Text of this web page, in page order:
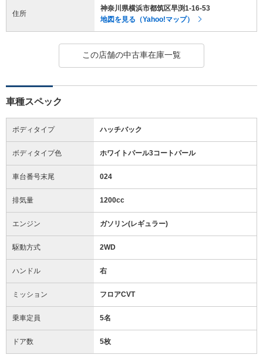
住所
神奈川県横浜市都筑区早渕1-16-53
地図を見る（Yahoo!マップ）
この店舗の中古車在庫一覧
車種スペック
ボディタイプ ハッチバック
ボディタイプ色 ホワイトパール3コートパール
車台番号末尾 024
排気量 1200cc
エンジン ガソリン(レギュラー)
駆動方式 2WD
ハンドル 右
ミッション フロアCVT
乗車定員 5名
ドア数 5枚